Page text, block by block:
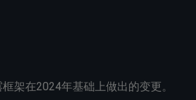
架在2024年基础上做出的变更。